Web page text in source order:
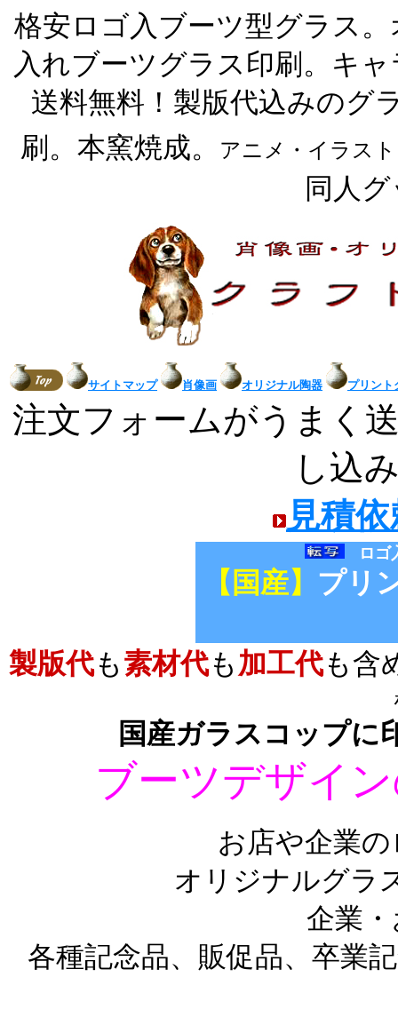
格安ロゴ入ブーツ型グラス
入れブーツグラス印刷。キ
送料無料！製版代込みのグ
刷。本窯焼成。
アニメ・イラス
同人
サイトマップ 肖像画 オリジナル陶器 プリント
注文フォームがうまく
し込
見積
ロ
【国産】 プリ
製版代も 素材代も 加工代も含
国産ガラスコップに
ブーツデザイ
お店や企業
オリジナルグラ
企業
各種記念品、販促品、卒業